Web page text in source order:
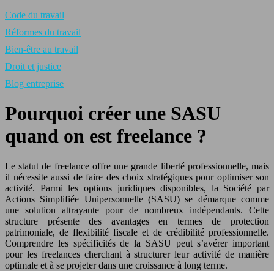
Code du travail
Réformes du travail
Bien-être au travail
Droit et justice
Blog entreprise
Pourquoi créer une SASU
quand on est freelance ?
Le statut de freelance offre une grande liberté professionnelle, mais
il nécessite aussi de faire des choix stratégiques pour optimiser son
activité. Parmi les options juridiques disponibles, la Société par
Actions Simplifiée Unipersonnelle (SASU) se démarque comme
une solution attrayante pour de nombreux indépendants. Cette
structure présente des avantages en termes de protection
patrimoniale, de flexibilité fiscale et de crédibilité professionnelle.
Comprendre les spécificités de la SASU peut s’avérer important
pour les freelances cherchant à structurer leur activité de manière
optimale et à se projeter dans une croissance à long terme.